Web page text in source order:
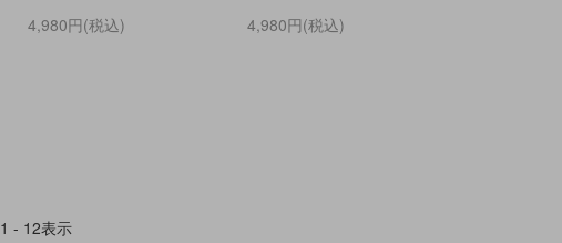
4,980円(税込)
4,980円(税込)
1 - 12表示